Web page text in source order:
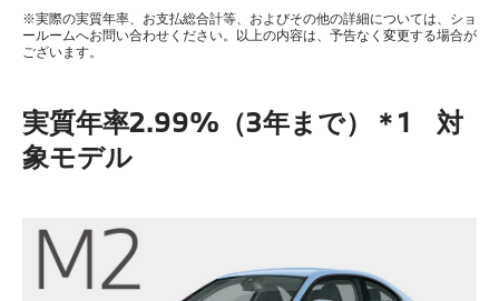
※実際の実質年率、お支払総合計等、およびその他の詳細については、ショ
ールームへお問い合わせください。以上の内容は、予告なく変更する場合が
ございます。
実質年率2.99%（3年まで）＊1 対
象モデル